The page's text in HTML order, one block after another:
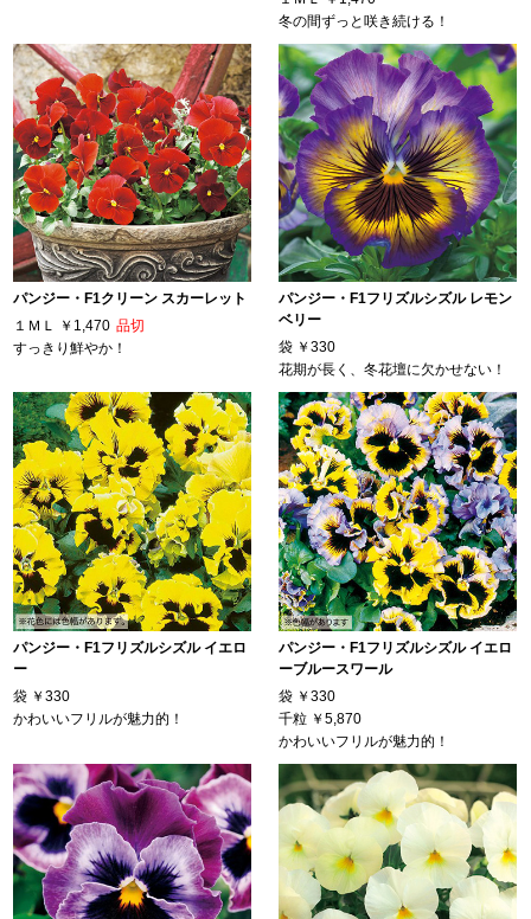
冬の間ずっと咲き続ける！
パンジー・F1クリーン スカーレット
１ＭＬ
￥1,470 品切
すっきり鮮やか！
パンジー・F1フリズルシズル レモン
ベリー
袋 ￥330
花期が長く、冬花壇に欠かせない！
パンジー・F1フリズルシズル イエロ
ー
袋 ￥330
かわいいフリルが魅力的！
パンジー・F1フリズルシズル イエロ
ーブルースワール
袋 ￥330
千粒 ￥5,870
かわいいフリルが魅力的！